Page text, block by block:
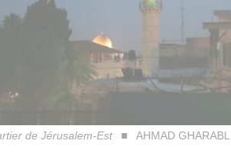
de Jérusalem-Est AHMAD